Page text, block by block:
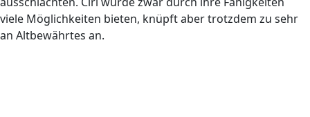
viele Möglichkeiten bieten, knüpft aber trotzdem zu sehr
an Altbewährtes an.